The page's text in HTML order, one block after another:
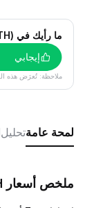
ما رأيك في Ethereum (Wormhole) (ETH) اليوم؟
إيجابي
ملاحظة: تُعرَض هذه
لمحة عامةتحليل
ملخص أسعار ETH المباشر